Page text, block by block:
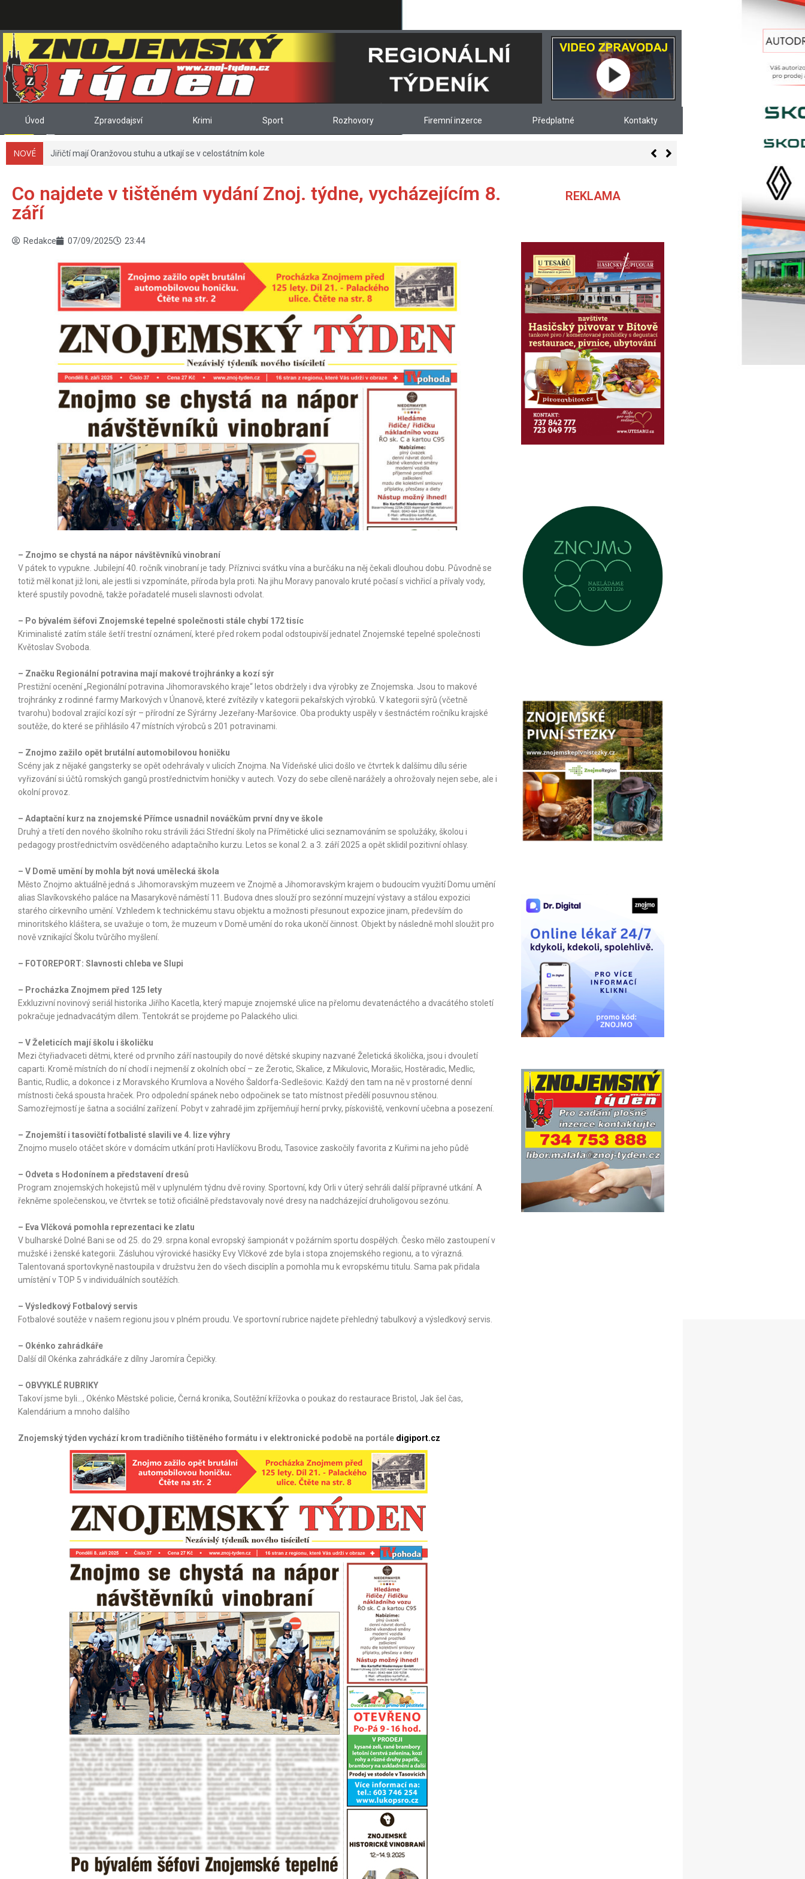
Úvod Zpravodajsví Krimi Sport Rozhovory Firemní inzerce Předplatné Kontakty
NOVÉ Jiřičtí mají Oranžovou stuhu a utkají se v celostátním kole
Co najdete v tištěném vydání Znoj. týdne, vycházejícím 8.
září
Redakce 07/09/2025 23:44
– Znojmo se chystá na nápor návštěvníků vinobraní
V pátek to vypukne. Jubilejní 40. ročník vinobraní je tady. Příznivci svátku vína a burčáku na něj čekali dlouhou dobu. Původně se
totiž měl konat již loni, ale jestli si vzpomínáte, příroda byla proti. Na jihu Moravy panovalo kruté počasí s vichřicí a přívaly vody,
které spustily povodně, takže pořadatelé museli slavnosti odvolat.
– Po bývalém šéfovi Znojemské tepelné společnosti stále chybí 172 tisíc
Kriminalisté zatím stále šetří trestní oznámení, které před rokem podal odstoupivší jednatel Znojemské tepelné společnosti
Květoslav Svoboda.
– Značku Regionální potravina mají makové trojhránky a kozí sýr
Prestižní ocenění „Regionální potravina Jihomoravského kraje“ letos obdržely i dva výrobky ze Znojemska. Jsou to makové
trojhránky z rodinné farmy Markových v Únanově, které zvítězily v kategorii pekařských výrobků. V kategorii sýrů (včetně
tvarohu) bodoval zrající kozí sýr – přírodní ze Sýrárny Jezeřany-Maršovice. Oba produkty uspěly v šestnáctém ročníku krajské
soutěže, do které se přihlásilo 47 místních výrobců s 201 potravinami.
– Znojmo zažilo opět brutální automobilovou honičku
Scény jak z nějaké gangsterky se opět odehrávaly v ulicích Znojma. Na Vídeňské ulici došlo ve čtvrtek k dalšímu dílu série
vyřizování si účtů romských gangů prostřednictvím honičky v autech. Vozy do sebe cíleně narážely a ohrožovaly nejen sebe, ale i
okolní provoz.
– Adaptační kurz na znojemské Přímce usnadnil nováčkům první dny ve škole
Druhý a třetí den nového školního roku strávili žáci Střední školy na Přímětické ulici seznamováním se spolužáky, školou i
pedagogy prostřednictvím osvědčeného adaptačního kurzu. Letos se konal 2. a 3. září 2025 a opět sklidil pozitivní ohlasy.
– V Domě umění by mohla být nová umělecká škola
Město Znojmo aktuálně jedná s Jihomoravským muzeem ve Znojmě a Jihomoravským krajem o budoucím využití Domu umění
alias Slavíkovského paláce na Masarykově náměstí 11. Budova dnes slouží pro sezónní muzejní výstavy a stálou expozici
starého církevního umění. Vzhledem k technickému stavu objektu a možnosti přesunout expozice jinam, především do
minoritského kláštera, se uvažuje o tom, že muzeum v Domě umění do roka ukončí činnost. Objekt by následně mohl sloužit pro
nově vznikající Školu tvůrčího myšlení.
– FOTOREPORT: Slavnosti chleba ve Slupi
– Procházka Znojmem před 125 lety
Exkluzivní novinový seriál historika Jiřího Kacetla, který mapuje znojemské ulice na přelomu devatenáctého a dvacátého století
pokračuje jednadvacátým dílem. Tentokrát se projdeme po Palackého ulici.
– V Želeticích mají školu i školičku
Mezi čtyřiadvaceti dětmi, které od prvního září nastoupily do nové dětské skupiny nazvané Želetická školička, jsou i dvouletí
caparti. Kromě místních do ní chodí i nejmenší z okolních obcí – ze Žerotic, Skalice, z Mikulovic, Morašic, Hostěradic, Medlic,
Bantic, Rudlic, a dokonce i z Moravského Krumlova a Nového Šaldorfa-Sedlešovic. Kaž­dý den tam na ně v prostorné denní
místnosti čeká spousta hraček. Pro odpolední spánek nebo odpočinek se tato místnost předělí posuvnou stěnou.
Samozřejmostí je šatna a sociální zařízení. Pobyt v zahradě jim zpříjemňují herní prvky, pískoviště, venkovní učebna a posezení.
– Znojemští i tasovičtí fotbalisté slavili ve 4. lize výhry
Znojmo muselo otáčet skóre v domácím utkání proti Havlíčkovu Brodu, Tasovice zaskočily favorita z Kuřimi na jeho půdě
– Odveta s Hodonínem a představení dresů
Program znojemských hokejistů měl v uplynulém týdnu dvě roviny. Sportovní, kdy Orli v úterý sehráli další přípravné utkání. A
řekněme společenskou, ve čtvrtek se totiž oficiálně představovaly nové dresy na nadcházející druholigovou sezónu.
– Eva Vlčková pomohla reprezentaci ke zlatu
V bulharské Dolné Bani se od 25. do 29. srpna konal evropský šampionát v požárním sportu dospělých. Česko mělo zastoupení v
mužské i ženské kategorii. Zásluhou výrovické hasičky Evy Vlčkové zde byla i stopa znojemského regionu, a to výrazná.
Talentovaná sportovkyně nastoupila v družstvu žen do všech disciplín a pomohla mu k evropskému titulu. Sama pak přidala
umístění v TOP 5 v individuálních soutěžích.
– Výsledkový Fotbalový servis
Fotbalové soutěže v našem regionu jsou v plném proudu. Ve sportovní rubrice najdete přehledný tabulkový a výsledkový servis.
– Okénko zahrádkáře
Další díl Okénka zahrádkáře z dílny Jaromíra Čepičky.
– OBVYKLÉ RUBRIKY
Takoví jsme byli…, Okénko Městské policie, Černá kronika, Soutěžní křížovka o poukaz do restaurace Bristol, Jak šel čas,
Kalendárium a mnoho dalšího
Znojemský týden vychází krom tradičního tištěného formátu i v elektronické podobě na portále digiport.cz
REKLAMA